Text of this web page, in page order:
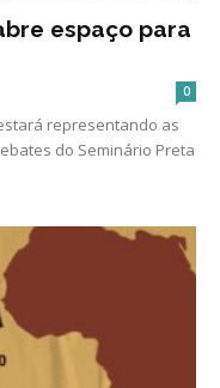
espaço para
0
representando as
do Seminário Preta